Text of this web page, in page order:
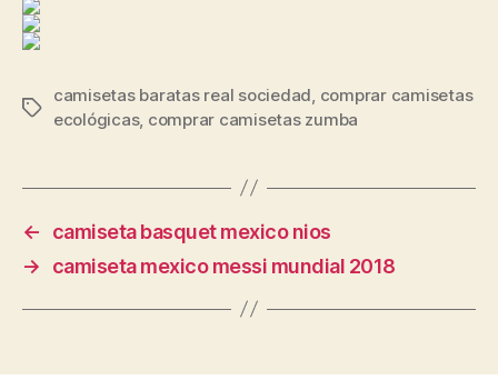
Etiquetas
camisetas baratas real sociedad comprar camisetas
ecológicas, comprar camisetas zumba
←
camiseta basquet mexico nios
→
camiseta mexico messi mundial 2018